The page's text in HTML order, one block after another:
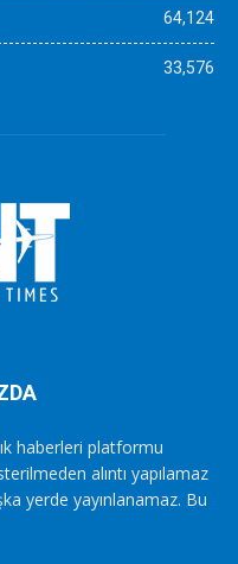
64,124
33,576
haberleri platformu
alıntı yapılamaz
yerde yayınlanamaz. Bu